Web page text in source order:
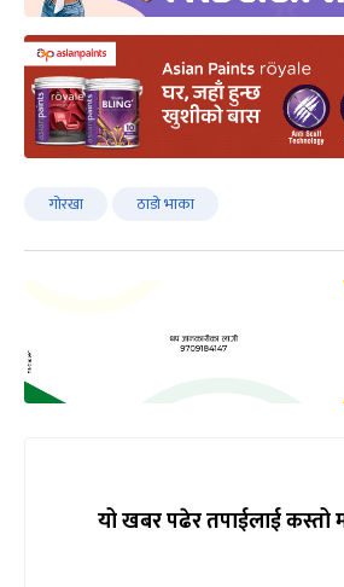
गोरखा ठाडो भाका
यो खबर पढेर तपाईलाई